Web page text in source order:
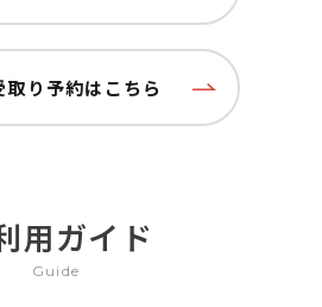
取り予約はこちら
用ガイド
Guide